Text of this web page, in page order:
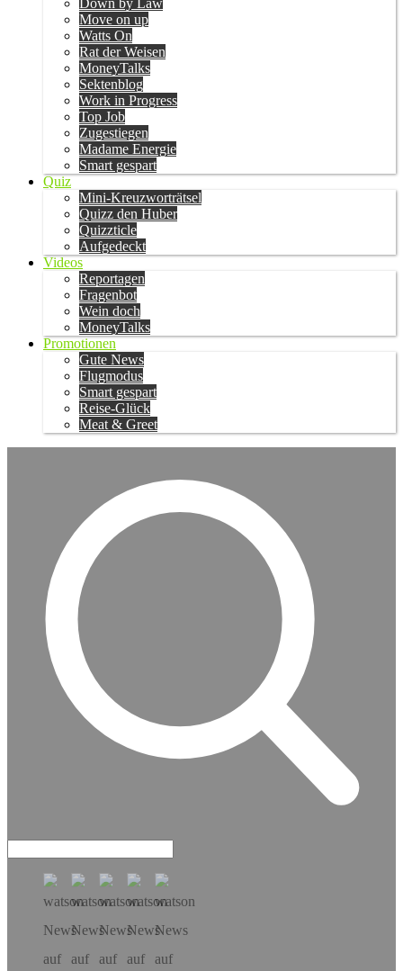
Down by Law
Move on up
Watts On
Rat der Weisen
MoneyTalks
Sektenblog
Work in Progress
Top Job
Zugestiegen
Madame Energie
Smart gespart
Quiz
Mini-Kreuzworträtsel
Quizz den Huber
Quizzticle
Aufgedeckt
Videos
Reportagen
Fragenbot
Wein doch
MoneyTalks
Promotionen
Gute News
Flugmodus
Smart gespart
Reise-Glück
Meat & Greet